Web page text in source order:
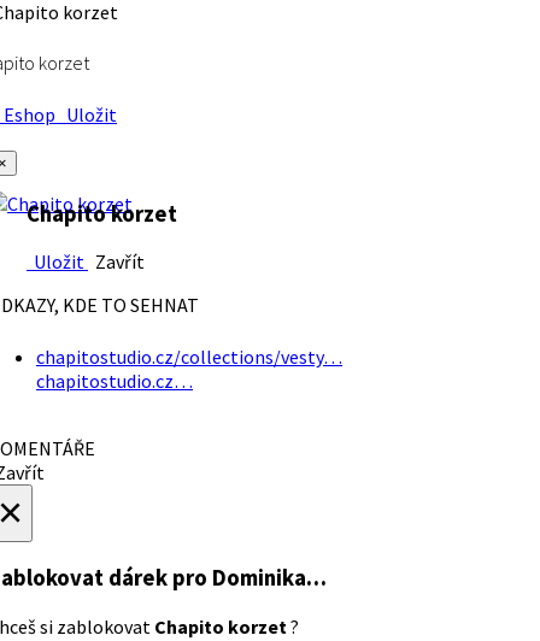
korzet
Uložit
Chapito korzet
Uložit Zavřít
KDE TO SEHNAT
chapitostudio.cz/collections/vesty…
chapitostudio.cz…
dárek pro Dominika…
si zablokovat Chapito korzet?